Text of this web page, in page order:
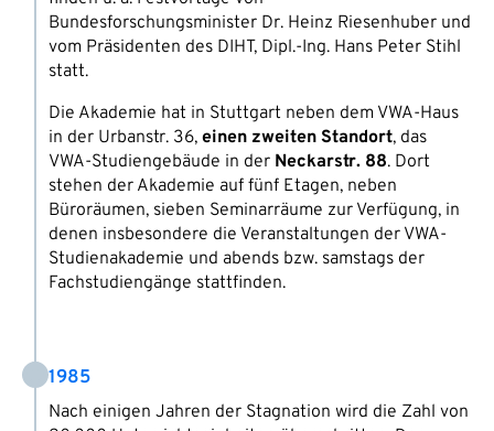
Bundesforschungsminister Dr. Heinz Riesenhuber und
vom Präsidenten des DIHT, Dipl.-Ing. Hans Peter Stihl
statt.
Die Akademie hat in Stuttgart neben dem VWA-Haus
in der Urbanstr. 36, einen zweiten Standort, das
VWA-Studiengebäude in der Neckarstr. 88. Dort
stehen der Akademie auf fünf Etagen, neben
Büroräumen, sieben Seminarräume zur Verfügung, in
denen insbesondere die Veranstaltungen der VWA-
Studienakademie und abends bzw. samstags der
Fachstudiengänge stattfinden.
1985
Nach einigen Jahren der Stagnation wird die Zahl von